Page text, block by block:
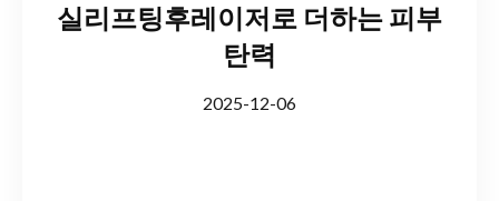
실리프팅후레이저로 더하는 피부
탄력
2025-12-06